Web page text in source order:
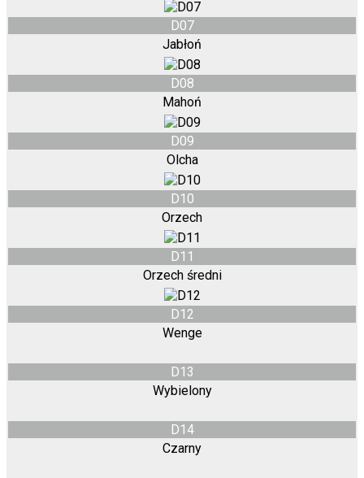
D07
Jabłoń
D08
Mahoń
D09
Olcha
D10
Orzech
D11
Orzech średni
D12
Wenge
D13
Wybielony
D14
Czarny